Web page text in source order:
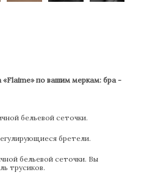
по вашим меркам: бра -
бельевой сеточки.
бретели.
бельевой сеточки. Вы
трусиков.